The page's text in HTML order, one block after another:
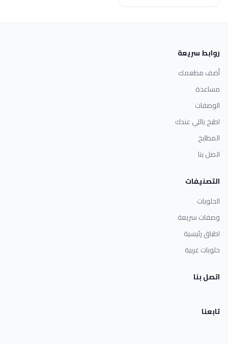
روابط سريعة
أضف مطعمك
مساعدة
الوصفات
اطبخ باللي عندك
المطابخ
اتصل بنا
التصنيفات
الحلويات
وصفات سريعة
اطباق رئيسية
حلويات غربية
اتصل بنا
تابعنا